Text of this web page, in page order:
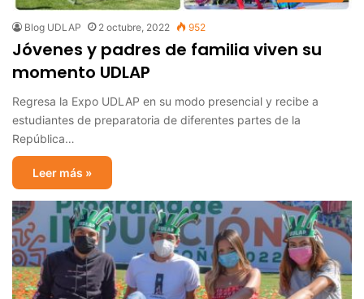
Blog UDLAP 2 octubre, 2022 952
Jóvenes y padres de familia viven su
momento UDLAP
Regresa la Expo UDLAP en su modo presencial y recibe a
estudiantes de preparatoria de diferentes partes de la
República…
Leer más »